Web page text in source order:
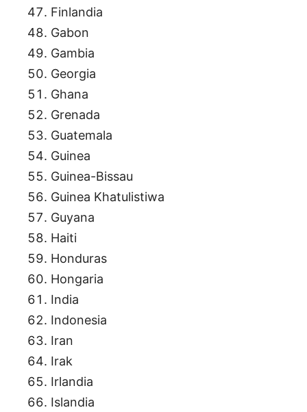
Finlandia
Gabon
Gambia
Georgia
Ghana
Grenada
Guatemala
Guinea
Guinea-Bissau
Guinea Khatulistiwa
Guyana
Haiti
Honduras
Hongaria
India
Indonesia
Iran
Irak
Irlandia
Islandia